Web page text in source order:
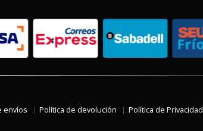
envíos Política de devolución Política de Privacidad